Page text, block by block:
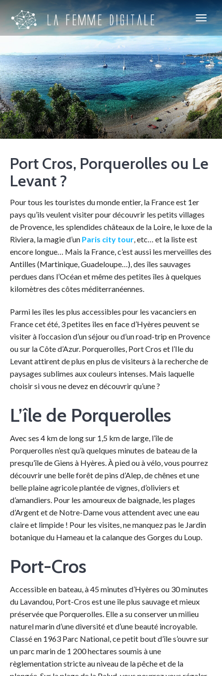
Port Cros, Porquerolles ou Le
Levant ?
Pour tous les touristes du monde entier, la France est 1er
pays qu’ils veulent visiter pour découvrir les petits villages
de Provence, les splendides châteaux de la Loire, le luxe de la
Riviera, la magie d’un Paris city tour, etc… et la liste est
encore longue… Mais la France, c’est aussi les merveilles des
Antilles (Martinique, Guadeloupe…), des îles sauvages
perdues dans l’Océan et même des petites îles à quelques
kilomètres des côtes méditerranéennes.
Parmi les îles les plus accessibles pour les vacanciers en
France cet été, 3 petites îles en face d’Hyères peuvent se
visiter à l’occasion d’un séjour ou d’un road-trip en Provence
ou sur la Côte d’Azur. Porquerolles, Port Cros et l’Ile du
Levant attirent de plus en plus de visiteurs à la recherche de
paysages sublimes aux couleurs intenses. Mais laquelle
choisir si vous ne devez en découvrir qu’une ?
L’île de Porquerolles
Avec ses 4 km de long sur 1,5 km de large, l’île de
Porquerolles n’est qu’à quelques minutes de bateau de la
presqu’île de Giens à Hyères. À pied ou à vélo, vous pourrez
découvrir une belle forêt de pins d’Alep, de chênes et une
belle plaine agricole plantée de vignes, d’oliviers et
d’amandiers. Pour les amoureux de baignade, les plages
d’Argent et de Notre-Dame vous attendent avec une eau
claire et limpide ! Pour les visites, ne manquez pas le Jardin
botanique du Hameau et la calanque des Gorges du Loup.
Port-Cros
Accessible en bateau, à 45 minutes d’Hyères ou 30 minutes
du Lavandou, Port-Cros est une île plus sauvage et mieux
préservée que Porquerolles. Elle a su conserver un milieu
naturel marin d’une diversité et d’une beauté incroyable.
Classé en 1963 Parc National, ce petit bout d’île s’ouvre sur
un parc marin de 1 200 hectares soumis à une
règlementation stricte au niveau de la pêche et de la